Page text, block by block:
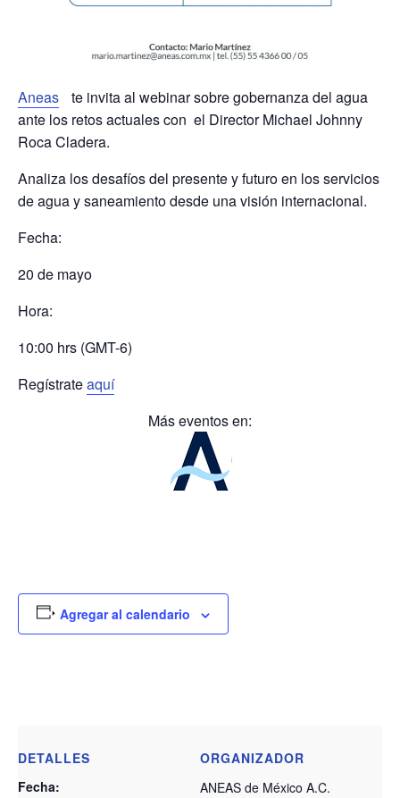
Aneas
te invita al webinar sobre gobernanza del agua
ante los retos actuales con el DirectorMichael Johnny
Roca Cladera.
Analiza los desafíos del presente y futuro en losservicios
de agua y saneamientodesde una visión internacional.
Fecha:
20 de mayo
Hora:
10:00 hrs (GMT-6)
Regístrateaquí
Más eventos en:
Agregar al calendario
DETALLES
Fecha:
ORGANIZADOR
ANEAS de México A.C.